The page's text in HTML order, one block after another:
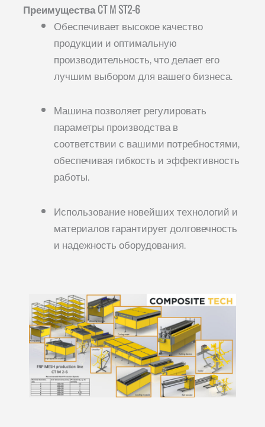
Преимущества CT M ST2-6
Обеспечивает высокое качество
продукции и оптимальную
производительность, что делает его
лучшим выбором для вашего бизнеса.
Машина позволяет регулировать
параметры производства в
соответствии с вашими потребностями,
обеспечивая гибкость и эффективность
работы.
Использование новейших технологий и
материалов гарантирует долговечность
и надежность оборудования.